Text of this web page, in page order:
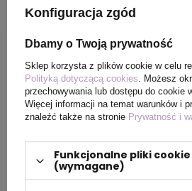
SPECYFIKACJA PRODUKTU
Materiał Bambus
Konfiguracja zgód
Dbamy o Twoją prywatność
Sklep korzysta z plików cookie w celu
Polityką dotyczącą cookies. Możesz
przechowywania lub dostępu do cookie
Więcej informacji na temat warunków i
znaleźć także na stronie Prywatność i
Funkcjonalne pliki cookie
(wymagane)